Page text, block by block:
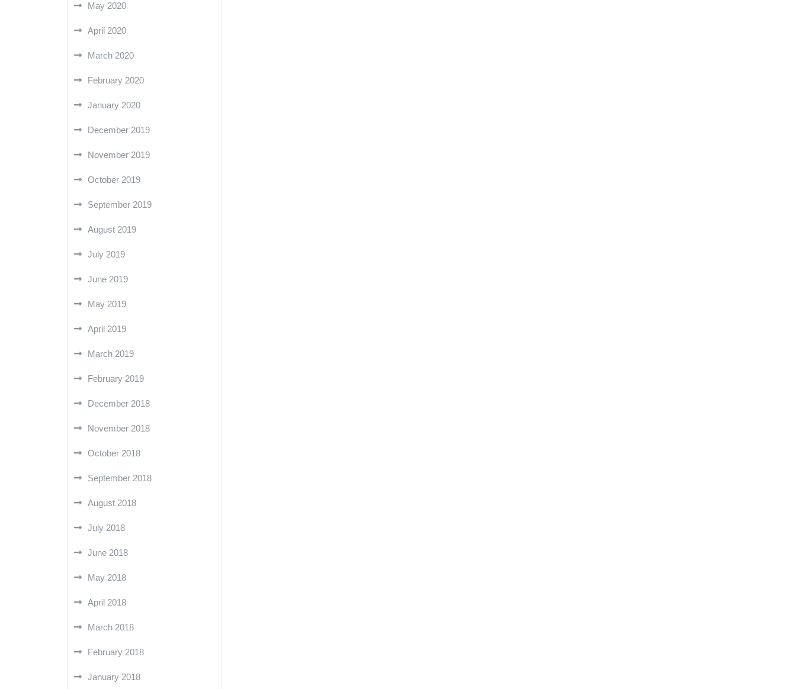
May 2020
April 2020
March 2020
February 2020
January 2020
December 2019
November 2019
October 2019
September 2019
August 2019
July 2019
June 2019
May 2019
April 2019
March 2019
February 2019
December 2018
November 2018
October 2018
September 2018
August 2018
July 2018
June 2018
May 2018
April 2018
March 2018
February 2018
January 2018